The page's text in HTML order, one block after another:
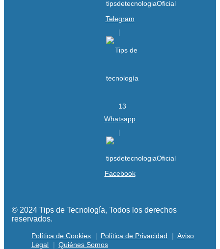
Telegram
Whatsapp
Facebook
© 2024 Tips de Tecnología, Todos los derechos
reservados.
Política de Cookies Política de Privacidad
Aviso
Legal
Quiénes Somos